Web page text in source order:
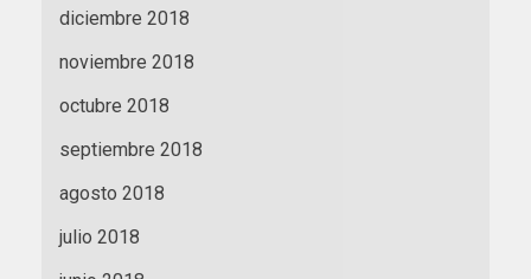
diciembre 2018
noviembre 2018
octubre 2018
septiembre 2018
agosto 2018
julio 2018